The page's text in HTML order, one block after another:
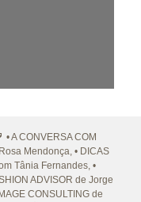
Etiquetas
• A CONVERSA COM
Mendonça,• DICAS
Tânia Fernandes,•
ADVISOR de Jorge
CONSULTING de